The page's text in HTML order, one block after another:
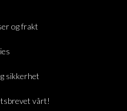
og frakt
sikkerhet
vårt!